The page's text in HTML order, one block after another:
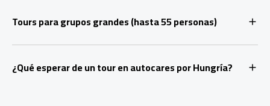
Tours para grupos grandes (hasta 55 personas)
¿Qué esperar de un tour en autocares por Hungría?